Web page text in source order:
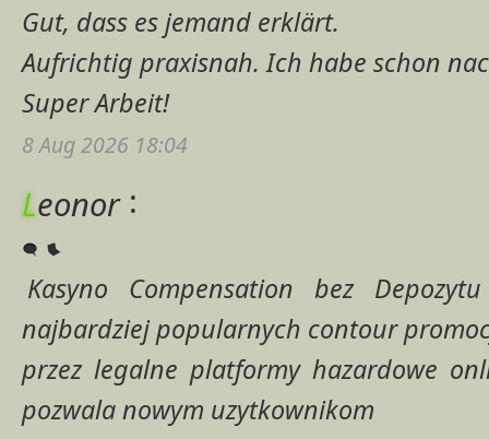
Gut, dass es jemand erklärt.
Aufrichtig praxisnah. Ich habe schon
Super Arbeit!
8 Aug 2026 18:04
Leonor:
Kasyno Compensation bez
najbardziej popularnych contour
przez legalne platformy hazardowe
pozwala nowym uzytkownikom